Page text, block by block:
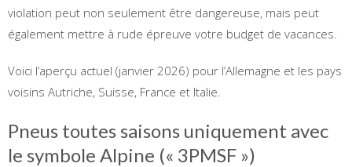
violation peut non seulement être dangereuse, mais peut
également mettre à rude épreuve votre budget de vacances.
Voici l’aperçu actuel (janvier 2026) pour l’Allemagne et les pays
voisins Autriche, Suisse, France et Italie.
Pneus toutes saisons uniquement avec
le symbole Alpine (« 3PMSF »)